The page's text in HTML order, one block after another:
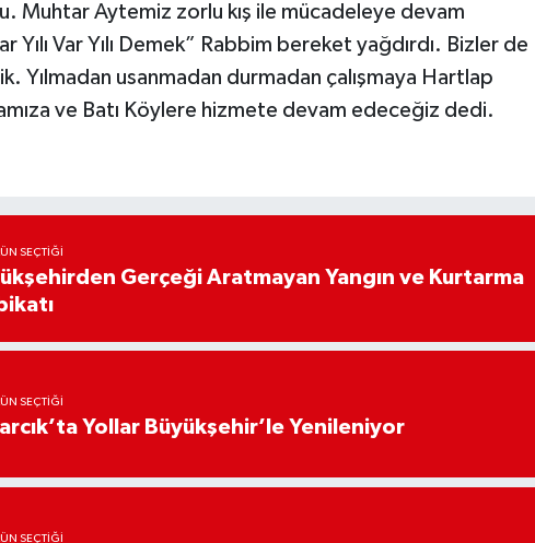
Muhtar Aytemiz zorlu kış ile mücadeleye devam
Yılı Var Yılı Demek” Rabbim bereket yağdırdı. Bizler de
Yılmadan usanmadan durmadan çalışmaya Hartlap
ve Batı Köylere hizmete devam edeceğiz dedi.
SEÇTIĞI
Gerçeği Aratmayan Yangın ve Kurtarma
SEÇTIĞI
Yollar Büyükşehir’le Yenileniyor
SEÇTIĞI